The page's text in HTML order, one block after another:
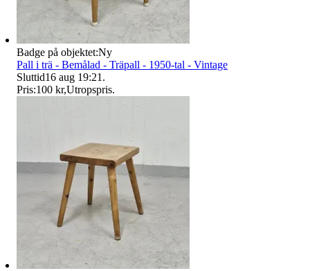
Badge på objektet:Ny
Pall i trä - Bemålad - Träpall - 1950-tal - Vintage
Sluttid16 aug 19:21 .
Pris:100 kr,Utropspris.